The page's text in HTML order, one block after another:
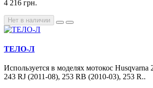
4 216 грн.
Нет в наличии
ТЕЛО-Л
Используется в моделях мотокос Husqvarna
243 RJ (2011-08), 253 RB (2010-03), 253 R..